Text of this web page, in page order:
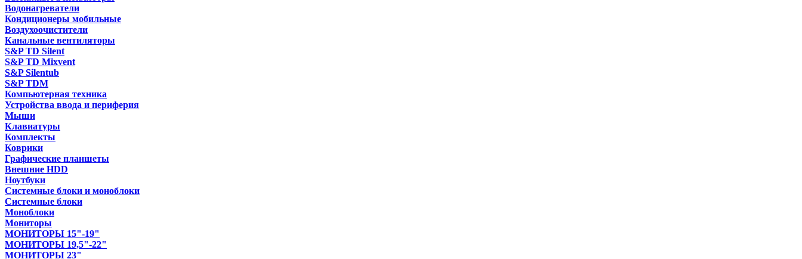
Водонагреватели
Кондиционеры мобильные
Воздухоочистители
Канальные вентиляторы
S&P TD Silent
S&P TD Mixvent
S&P Silentub
S&P TDM
Компьютерная техника
Устройства ввода и периферия
Мыши
Клавиатуры
Комплекты
Коврики
Графические планшеты
Внешние HDD
Ноутбуки
Системные блоки и моноблоки
Системные блоки
Моноблоки
Мониторы
МОНИТОРЫ 15"-19"
МОНИТОРЫ 19,5"-22"
МОНИТОРЫ 23"